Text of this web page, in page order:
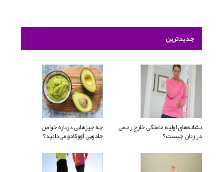
جدیدترین
نشانه‌های اولیه حاملگی خارج رحمی
در زنان چیست؟
چه چیزهایی درباره خواص
جادویی آووکادو می‌دانید؟